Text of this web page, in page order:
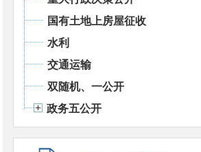
国有土地上房屋征收
水利
交通运输
双随机、一公开
政务五公开